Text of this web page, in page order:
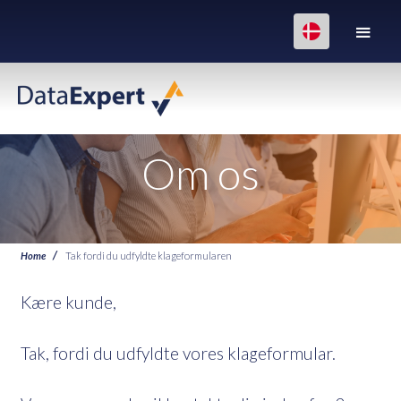
Om os
Home Tak fordi du udfyldte klageformularen
Kære kunde,
Tak, fordi du udfyldte vores klageformular.